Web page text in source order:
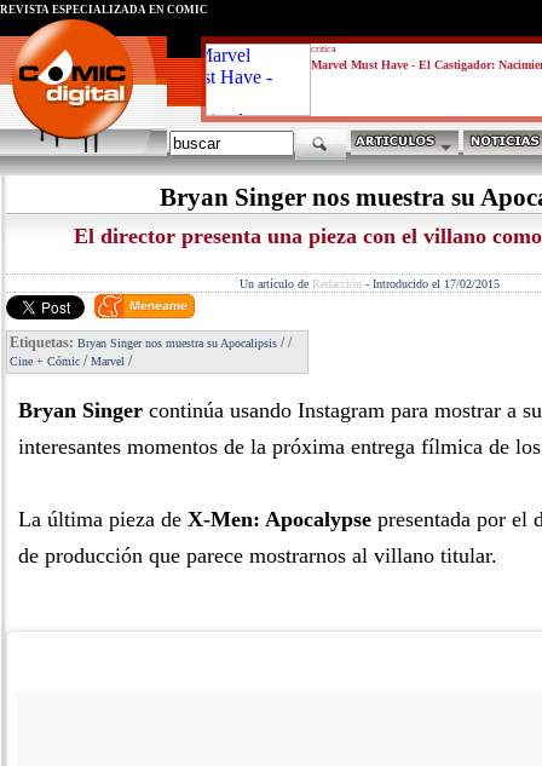
critica
Marvel Must Have - El Castigador:
REVISTA ESPECIALIZADA EN CÓMIC
Bryan Singer nos muestra su
El director presenta una pieza con el villano
Un artículo de Redacción - Introducido el 17/02/2015
Etiquetas: Bryan Singer nos muestra su Apocalipsis //
Cine + Cómic /Marvel /
Bryan Singer continúa usando Instagram para mostrar a
interesantes momentos de la próxima entrega fílmica de
La última pieza de X-Men: Apocalypse presentada por el
de producción que parece mostrarnos al villano titular.